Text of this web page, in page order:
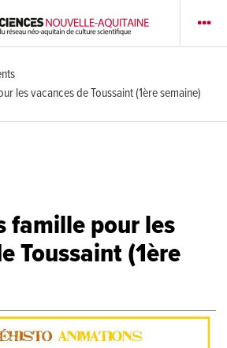
les vacances de Toussaint (1ère semaine)
famille pour les
Toussaint (1ère